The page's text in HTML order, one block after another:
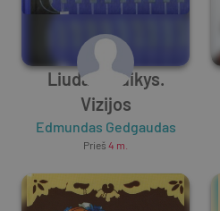
Liudas Truikys.
Vizijos
Edmundas Gedgaudas
Prieš 4 m.